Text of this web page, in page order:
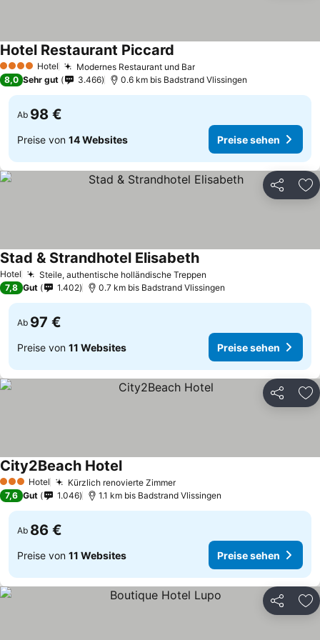
4 Sterne Hotel Modernes Restaurant und Bar
Hotel Restaurant Piccard
8,0 Sehr gut 3.466 0.6 km bis Badstrand Vlissingen
Ab 98 €
Preise von 14 Websites Preise sehen
Teilen
Hotel Steile, authentische holländische Treppen
Stad & Strandhotel Elisabeth
7,8 Gut 1.402 0.7 km bis Badstrand Vlissingen
Ab 97 €
Preise von 11 Websites Preise sehen
Teilen
3 SterneHotel Kürzlich renovierte Zimmer
City2Beach Hotel
7,6 Gut 1.046 1.1 km bis Badstrand Vlissingen
Ab 86 €
Preise von 11 Websites Preise sehen
Teilen